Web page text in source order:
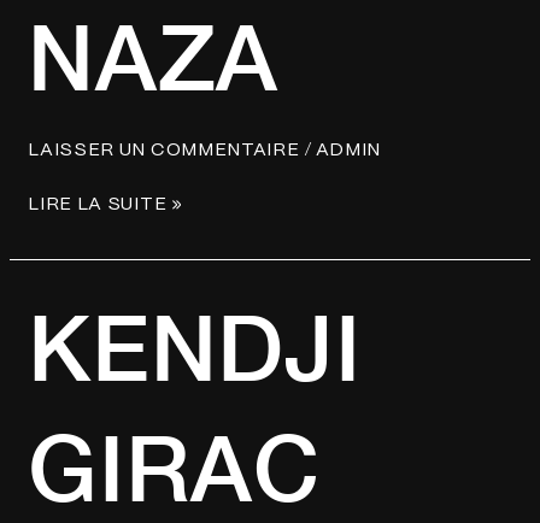
NAZA
LAISSER UN COMMENTAIRE / ADMIN
LIRE LA SUITE »
KENDJI
GIRAC
GIRAC